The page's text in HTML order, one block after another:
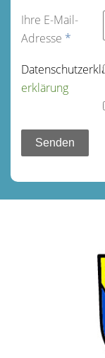
Ihre E-Mail-
Adresse *
erklärung